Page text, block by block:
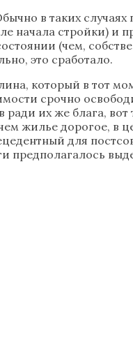
в таких
начала стройки) и
(чем,
это сработало.
который в тот
срочно
их же блага, вот
жилье дорогое, в
для
предполагалось